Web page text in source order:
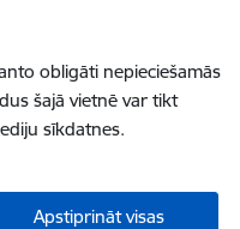
obligāti nepieciešamās
šajā vietnē var tikt
sīkdatnes.
Apstiprināt visas